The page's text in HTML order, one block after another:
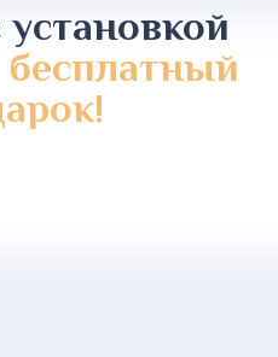
бесплатный